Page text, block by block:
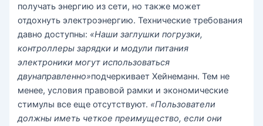
получать энергию из сети, но также может
отдохнуть электроэнергию. Технические требования
давно доступны: «Наши заглушки погрузки,
контроллеры зарядки и модули питания
электроники могут использоваться
двунаправленно»подчеркивает Хейнеманн. Тем не
менее, условия правовой рамки и экономические
стимулы все еще отсутствуют. «Пользователи
должны иметь четкое преимущество, если они